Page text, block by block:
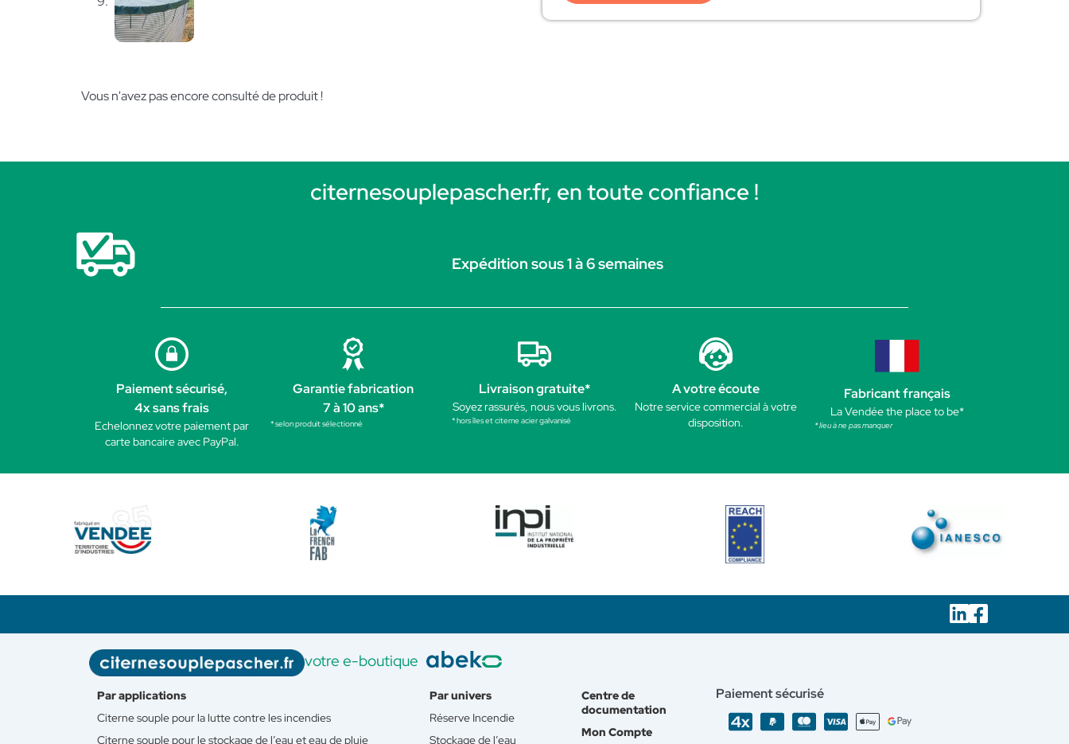
Vous n'avez pas encore consulté de produit !
citernesouplepascher.fr, en toute confiance !
Expédition sous 1 à 6 semaines
Paiement sécurisé,
4x sans frais
Echelonnez votre paiement par
carte bancaire avec PayPal.
Garantie fabrication
7 à 10 ans*
* selon produit sélectionné
Livraison gratuite*
Soyez rassurés, nous vous livrons.
* hors îles et citerne acier galvanisé
A votre écoute
Notre service commercial à votre
disposition.
Fabricant français
La Vendée the place to be*
* lieu à ne pas manquer
votre e-boutique
Par applications
Citerne souple pour la lutte contre les incendies
Citerne souple pour le stockage de l’eau et eau de pluie
Par univers
Réserve Incendie
Stockage de l’eau
Centre de
documentation
Mon Compte
Paiement sécurisé